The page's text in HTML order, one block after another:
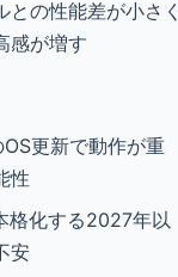
との性能差が小さく
感が増す
更新で動作が重
性
格化する2027年以
安